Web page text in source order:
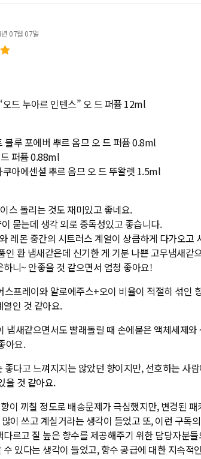
07월 07일
드 누아르 인텐스” 오 드 퍼퓸 12ml
블루 포에버 뿌르 옴므 오 드 퍼퓸 0.8ml
퍼퓸 0.88ml
아에센셜 뿌르 옴므 오 드 뚜왈렛 1.5ml
스 돌리는 것도 재미있고 좋네요.
묻는데 생각 외로 중독성있고 좋습니다.
레몬 중간의 시트러스 계열이 상큼하게 다가오고
인 환 냄새같은데 신기한 게 기분 나쁜 고무냄새같
니~ 안좋을 것 같으면서 엄청 좋아요!
스프레이와 알로에주스+오이 비율이 적절히 섞인
인 것 같아요.
냄새같으면서도 빨래돌릴 때 손에묻은 액체세제
아요.
좋다고 느껴지지는 않았던 향이지만, 선호하는 사
을 것 같아요.
이 끼칠 정도로 배송문제가 극심했지만, 변경된
이 쓰고 계실거라는 생각이 들었고 또, 이런 구독
르고 질 높은 향수를 제공해주기 위한 담당자분
있다는 생각이 들었고, 향수 공급에 대한 지속적